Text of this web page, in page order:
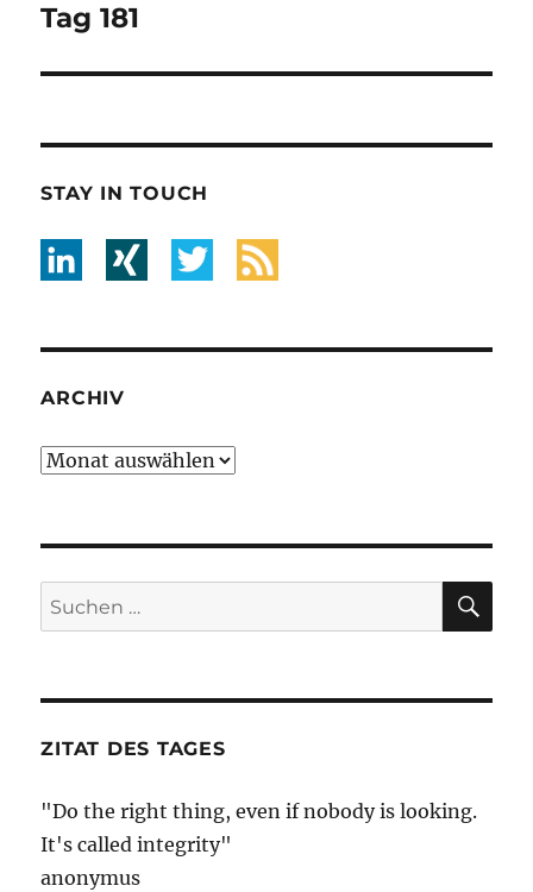
Beitrag:
Tag 181
STAY IN TOUCH
ARCHIV
Archiv
Suche
nach:
ZITAT DES TAGES
"Do the right thing, even if nobody is looking.
It's called integrity"
anonymus